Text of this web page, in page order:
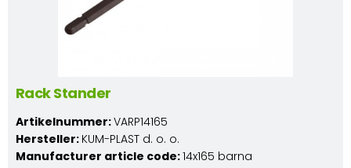
Rack Stander
Artikelnummer:VARP14165
Hersteller: KUM-PLAST d. o. o.
Manufacturer article code:14x165 barna